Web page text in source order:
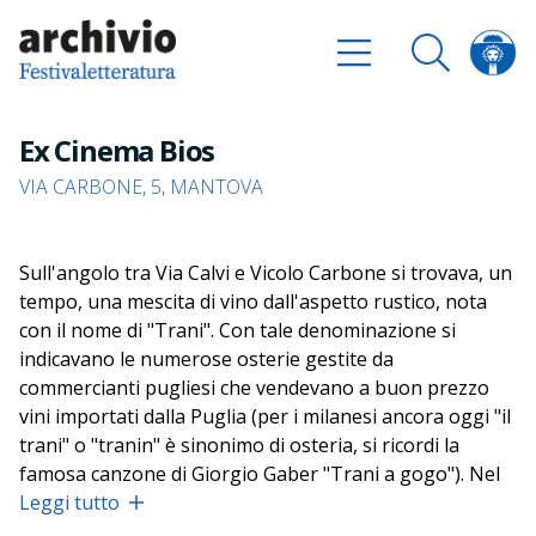
Ex Cinema Bios
VIA CARBONE, 5, MANTOVA
Sull'angolo tra Via Calvi e Vicolo Carbone si trovava, un
tempo, una mescita di vino dall'aspetto rustico, nota
con il nome di "Trani". Con tale denominazione si
indicavano le numerose osterie gestite da
commercianti pugliesi che vendevano a buon prezzo
vini importati dalla Puglia (per i milanesi ancora oggi "il
trani" o "tranin" è sinonimo di osteria, si ricordi la
famosa canzone di Giorgio Gaber "Trani a gogo"). Nel
1908 l'intera ala dell'edificio fu venduta, ristrutturata,
Leggi tutto